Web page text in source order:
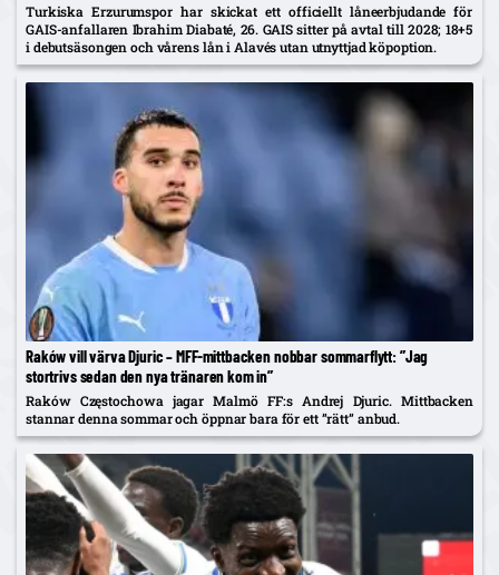
Turkiska Erzurumspor har skickat ett officiellt låneerbjudande för
GAIS-anfallaren Ibrahim Diabaté, 26. GAIS sitter på avtal till 2028; 18+5
i debutsäsongen och vårens lån i Alavés utan utnyttjad köpoption.
Raków vill värva Djuric – MFF-mittbacken nobbar sommarflytt: ”Jag
stortrivs sedan den nya tränaren kom in”
Raków Częstochowa jagar Malmö FF:s Andrej Djuric. Mittbacken
stannar denna sommar och öppnar bara för ett ”rätt” anbud.